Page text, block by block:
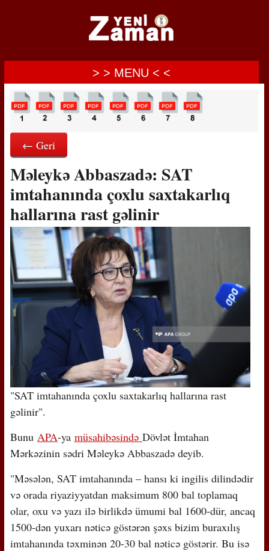
> > MENU < <
← Geri
Məleykə Abbaszadə: SAT
imtahanında çoxlu saxtakarlıq
hallarına rast gəlinir
"SAT imtahanında çoxlu saxtakarlıq hallarına rast
gəlinir".
Bunu APA-ya müsahibəsində Dövlət İmtahan
Mərkəzinin sədri Məleykə Abbaszadə deyib.
"Məsələn, SAT imtahanında – hansı ki ingilis dilindədir
və orada riyaziyyatdan maksimum 800 bal toplamaq
olar, oxu və yazı ilə birlikdə ümumi bal 1600-dür, ancaq
1500-dən yuxarı nəticə göstərən şəxs bizim buraxılış
imtahanında təxminən 20-30 bal nəticə göstərir. Bu isə